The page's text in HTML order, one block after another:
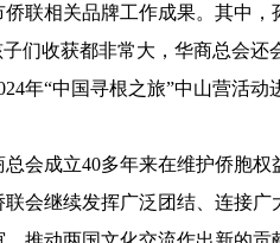
联相关品牌工作成果。其中
们收获都非常大，华商总会
年“中国寻根之旅”中山营活
会成立40多年来在维护侨胞
会继续发挥广泛团结、连接